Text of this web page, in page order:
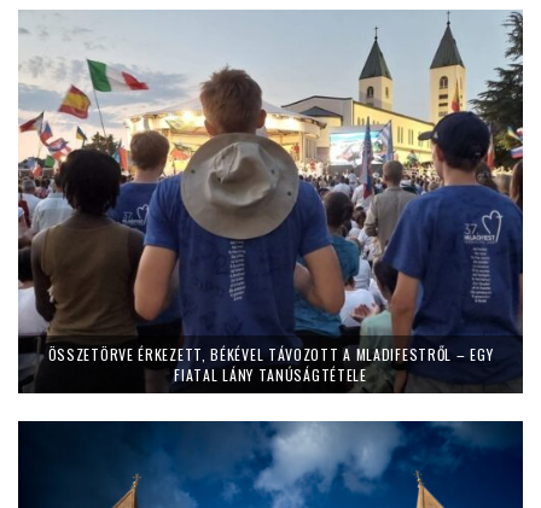
ÖSSZETÖRVE ÉRKEZETT, BÉKÉVEL TÁVOZOTT A MLADIFESTRŐL – EGY
FIATAL LÁNY TANÚSÁGTÉTELE